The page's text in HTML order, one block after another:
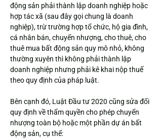
động sản phải thành lập doanh nghiệp hoặc
hợp tác xã (sau đây gọi chung là doanh
nghiệp), trừ trường hợp tổ chức, hộ gia đình,
cá nhân bán, chuyển nhượng, cho thuê, cho
thuê mua bất động sản quy mô nhỏ, không
thường xuyên thì không phải thành lập
doanh nghiệp nhưng phải kê khai nộp thuế
theo quy định của pháp luật.
Bên cạnh đó, Luật Đầu tư 2020 cũng sửa đổi
quy định về thẩm quyền cho phép chuyển
nhượng toàn bộ hoặc một phần dự án bất
động sản, cụ thể: